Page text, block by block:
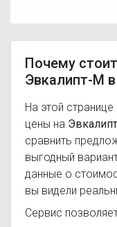
Почему
Эвкалипт-М в
На этой
цены на
сравнить
выгодный
данные о
вы видели
Сервис